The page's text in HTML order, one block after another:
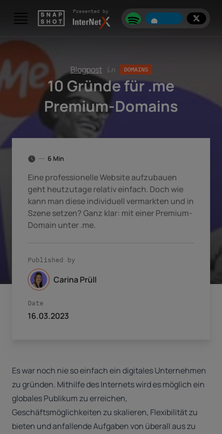
Presented by
Blogpost in DOMAINS
10 Gründe für .me
Premium-Domains
6 Min
Eine professionelle Website aufzubauen
geht heutzutage relativ einfach. Doch wie
kann man diese individuell vermarkten und in
Szene setzen? Ganz klar: mit einer Premium-
Domain unter .me.
Published by
Carina Prüll
Date
16.03.2023
Es war noch nie so einfach ein digitales Unternehmen
zu gründen. Mithilfe des Internets wird es möglich ein
globales Publikum zu erreichen,
Geschäftsmöglichkeiten zu skalieren, Flexibilität zu
bieten und anfallende Aufgaben von überall aus zu